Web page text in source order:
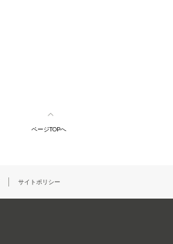
ページTOPへ
サイトポリシー